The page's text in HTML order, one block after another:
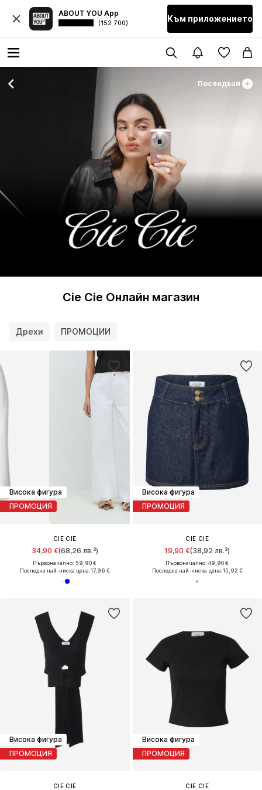
ABOUT YOU App
(152 700) Към приложението
Последвай
Cie Cie Онлайн магазин
Дрехи ПРОМОЦИИ
Висока фигура
ПРОМОЦИЯ
CIE CIE
34,90 €(68,26 лв.³)
Първоначално: 59,90 €
Последна най-ниска цена:17,96 €
Висока фигура
ПРОМОЦИЯ
CIE CIE
19,90 €(38,92 лв.³)
Първоначално: 49,90 €
Последна най-ниска цена:15,92 €
Висока фигура
ПРОМОЦИЯ
CIE CIE
Висока фигура
ПРОМОЦИЯ
CIE CIE